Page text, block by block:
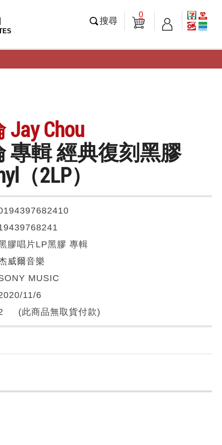
搜尋
0
Chou
專輯 經典復刻黑膠
（2LP）
膠唱片LP黑膠 專輯
威爾音樂
MUSIC
11/6
(此商品無取貨付款)